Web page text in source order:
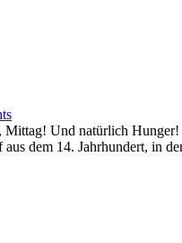
Und natürlich
aus dem 14. Jahrhundert, in